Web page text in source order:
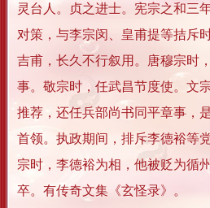
灵台人。贞之进士。宪宗之和三
对策，与李宗闵、皇甫提等拮斥
吉甫，长久不行叙用。唐穆宗时
事。敬宗时，任武昌节度使。文
推荐，还任兵部尚书同平章事，
首领。执政期间，排斥李德裕等
宗时，李德裕为相，他被贬为循
卒。有传奇文集《玄怪录》。